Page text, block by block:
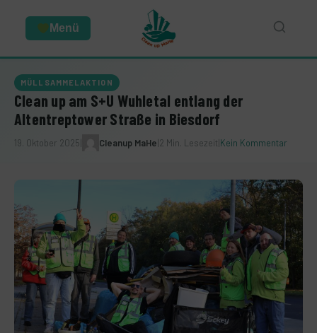
Menü
MÜLLSAMMELAKTION
Clean up am S+U Wuhletal entlang der
Altentreptower Straße in Biesdorf
19. Oktober 2025 Cleanup MaHe 2 Min. Lesezeit Kein Kommentar